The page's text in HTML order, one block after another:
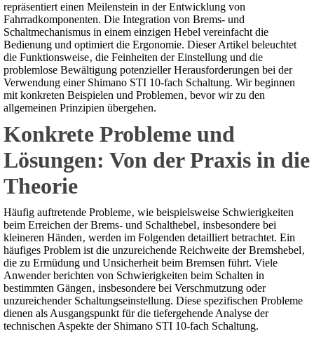
repräsentiert einen Meilenstein in der Entwicklung von
Fahrradkomponenten. Die Integration von Brems- und
Schaltmechanismus in einem einzigen Hebel vereinfacht die
Bedienung und optimiert die Ergonomie. Dieser Artikel beleuchtet
die Funktionsweise‚ die Feinheiten der Einstellung und die
problemlose Bewältigung potenzieller Herausforderungen bei der
Verwendung einer Shimano STI 10-fach Schaltung. Wir beginnen
mit konkreten Beispielen und Problemen‚ bevor wir zu den
allgemeinen Prinzipien übergehen.
Konkrete Probleme und
Lösungen: Von der Praxis in die
Theorie
Häufig auftretende Probleme‚ wie beispielsweise Schwierigkeiten
beim Erreichen der Brems- und Schalthebel‚ insbesondere bei
kleineren Händen‚ werden im Folgenden detailliert betrachtet. Ein
häufiges Problem ist die unzureichende Reichweite der Bremshebel‚
die zu Ermüdung und Unsicherheit beim Bremsen führt. Viele
Anwender berichten von Schwierigkeiten beim Schalten in
bestimmten Gängen‚ insbesondere bei Verschmutzung oder
unzureichender Schaltungseinstellung. Diese spezifischen Probleme
dienen als Ausgangspunkt für die tiefergehende Analyse der
technischen Aspekte der Shimano STI 10-fach Schaltung.